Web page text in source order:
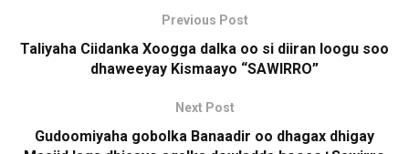
Previous Post
Taliyaha Ciidanka Xoogga dalka oo si diiran loogu soo
dhaweeyay Kismaayo “SAWIRRO”
Next Post
Gudoomiyaha gobolka Banaadir oo dhagax dhigay